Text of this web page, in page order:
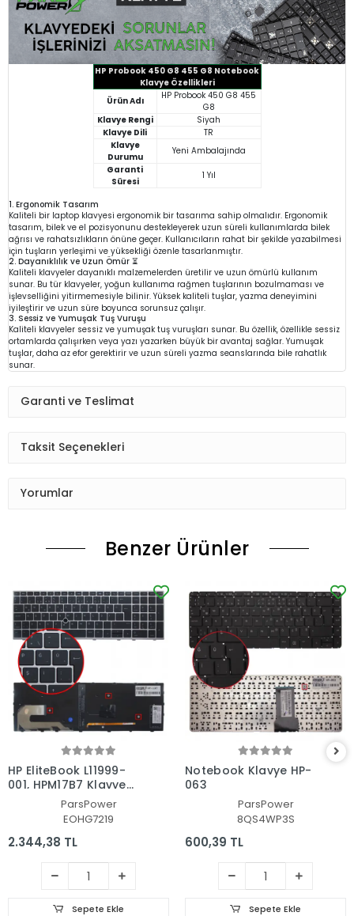
HP Probook 450 G8 455 G8 Notebook
Klavye Özellikleri
Ürün Adı
HP Probook 450 G8 455
G8
Klavye Rengi
Siyah
Klavye Dili
TR
Klavye
Durumu
Yeni Ambalajında
Garanti
Süresi
1 Yıl
1. Ergonomik Tasarım
Kaliteli bir laptop klavyesi ergonomik bir tasarıma sahip olmalıdır. Ergonomik
tasarım, bilek ve el pozisyonunu destekleyerek uzun süreli kullanımlarda bilek
ağrısı ve rahatsızlıkların önüne geçer. Kullanıcıların rahat bir şekilde yazabilmesi
için tuşların yerleşimi ve yüksekliği özenle tasarlanmıştır.
2. Dayanıklılık ve Uzun Ömür ⏳
Kaliteli klavyeler dayanıklı malzemelerden üretilir ve uzun ömürlü kullanım
sunar. Bu tür klavyeler, yoğun kullanıma rağmen tuşlarının bozulmaması ve
işlevselliğini yitirmemesiyle bilinir. Yüksek kaliteli tuşlar, yazma deneyimini
iyileştirir ve uzun süre boyunca sorunsuz çalışır.
3. Sessiz ve Yumuşak Tuş Vuruşu
Kaliteli klavyeler sessiz ve yumuşak tuş vuruşları sunar. Bu özellik, özellikle sessiz
ortamlarda çalışırken veya yazı yazarken büyük bir avantaj sağlar. Yumuşak
tuşlar, daha az efor gerektirir ve uzun süreli yazma seanslarında bile rahatlık
sunar.
Garanti ve Teslimat
Taksit Seçenekleri
Yorumlar
Benzer Ürünler
HP EliteBook L11999-
001, HPM17B7 Klavye
Işıklı (Siyah TR)
ParsPower
EOHG7219
2.344,38 TL
Sepete Ekle
Notebook Klavye HP-
063
ParsPower
8QS4WP3S
600,39 TL
Sepete Ekle